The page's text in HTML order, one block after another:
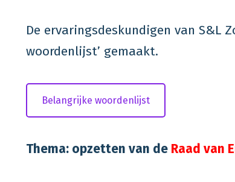
De ervaringsdeskundigen van S&L
woordenlijst’ gemaakt.
Belangrijke woordenlijst
Thema: opzetten van de Raad van